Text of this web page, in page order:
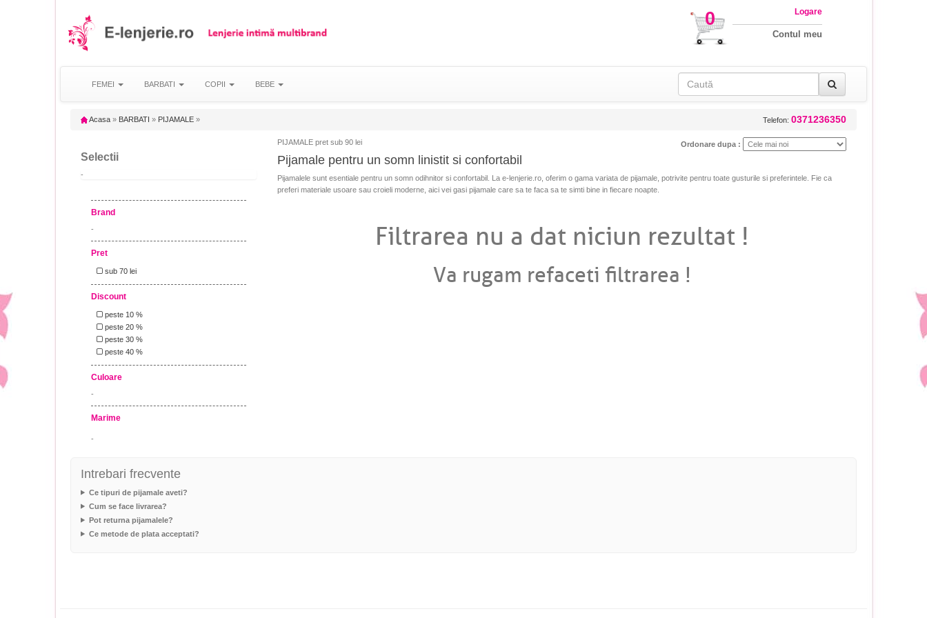
0 Logare
Contul meu
FEMEI BARBATI COPII BEBE
Acasa » BARBATI » PIJAMALE » Telefon: 0371236350
Selectii
-
Brand
-
Pret
sub 70 lei
Discount
peste 10 %
peste 20 %
peste 30 %
peste 40 %
Culoare
-
Marime
-
PIJAMALE pret sub 90 lei Ordonare dupa :
Pijamale pentru un somn linistit si confortabil
Pijamalele sunt esentiale pentru un somn odihnitor si confortabil. La e-lenjerie.ro, oferim o gama variata de pijamale, potrivite pentru toate gusturile si preferintele. Fie ca
preferi materiale usoare sau croieli moderne, aici vei gasi pijamale care sa te faca sa te simti bine in fiecare noapte.
Filtrarea nu a dat niciun rezultat !
Va rugam refaceti filtrarea !
Intrebari frecvente
Ce tipuri de pijamale aveti?
Cum se face livrarea?
Pot returna pijamalele?
Ce metode de plata acceptati?